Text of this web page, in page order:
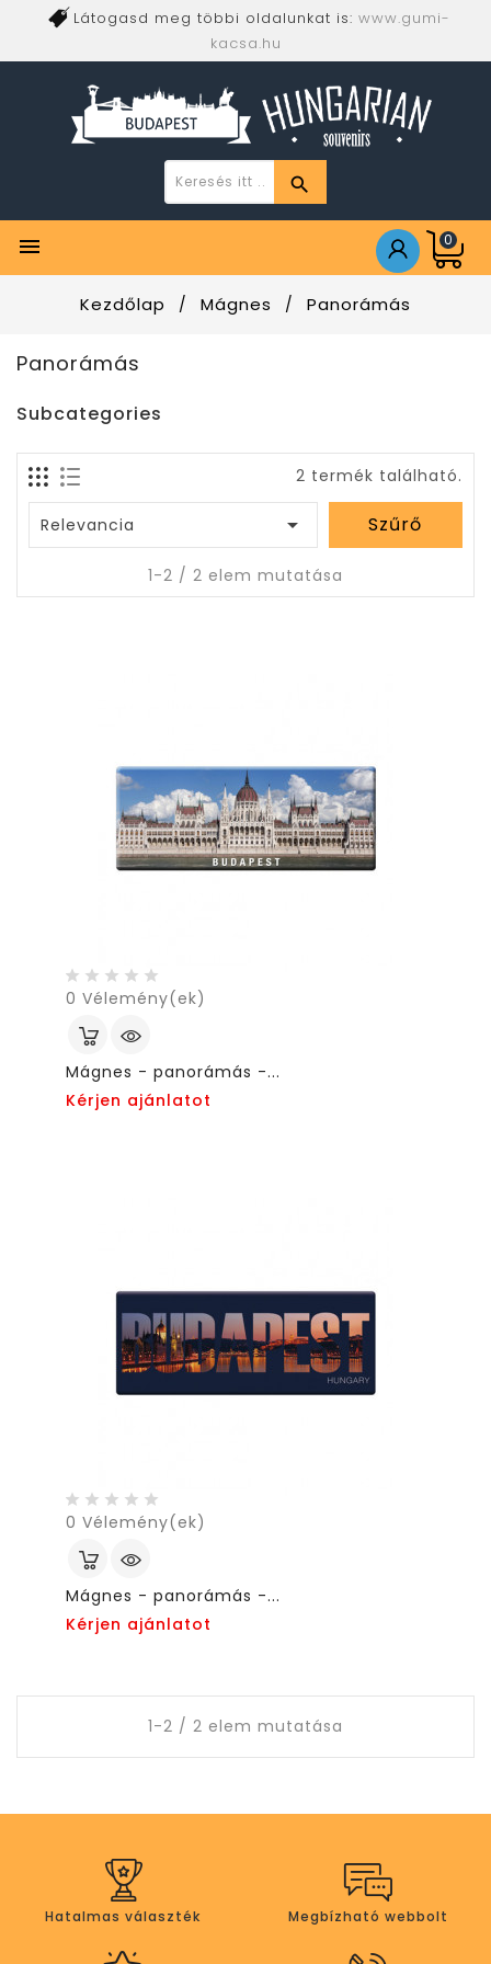
Látogasd meg többi oldalunkat is: www.gumi-
kacsa.hu
 0
Kezdőlap Mágnes Panorámás
Panorámás
Subcategories
2 termék található.
Relevancia  Szűrő
1-2 / 2 elem mutatása
0 Vélemény(ek)
Mágnes - panorámás -...
Kérjen ajánlatot
0 Vélemény(ek)
Mágnes - panorámás -...
Kérjen ajánlatot
1-2 / 2 elem mutatása
Hatalmas választék Megbízható webbolt